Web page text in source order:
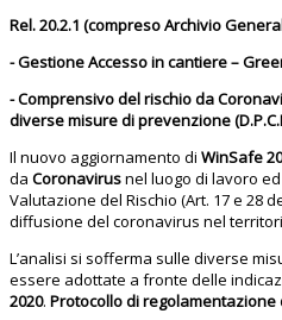
Rel. 20.2.1 (compreso Archivio
- Gestione Accesso in cantiere –
- Comprensivo del rischio da
diverse misure di prevenzione
Il nuovo aggiornamento di WinSafe
da Coronavirusnel luogo di lavoro
Valutazione del Rischio (Art. 17 e 28
diffusione del coronavirus nel
L’analisi si sofferma sulle diverse
essere adottate a fronte delle
2020. Protocollo di regolamentazione